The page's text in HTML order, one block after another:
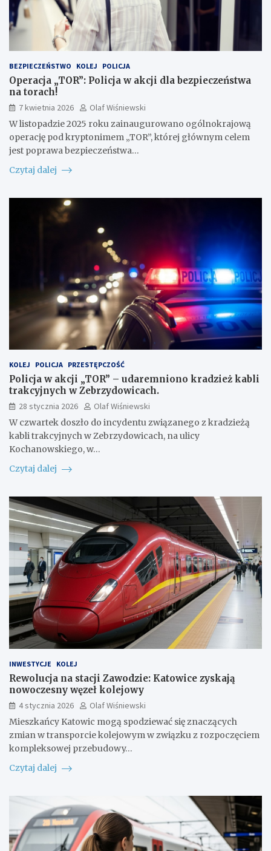
BEZPIECZEŃSTWO KOLEJ POLICJA
Operacja „TOR”: Policja w akcji dla bezpieczeństwa
na torach!
7 kwietnia 2026
Olaf Wiśniewski
W listopadzie 2025 roku zainaugurowano ogólnokrajową
operację pod kryptonimem „TOR”, której głównym celem
jest poprawa bezpieczeństwa…
Czytaj dalej
KOLEJ POLICJA PRZESTĘPCZOŚĆ
Policja w akcji „TOR” – udaremniono kradzież kabli
trakcyjnych w Zebrzydowicach.
28 stycznia 2026
Olaf Wiśniewski
W czwartek doszło do incydentu związanego z kradzieżą
kabli trakcyjnych w Zebrzydowicach, na ulicy
Kochanowskiego, w…
Czytaj dalej
INWESTYCJE KOLEJ
Rewolucja na stacji Zawodzie: Katowice zyskają
nowoczesny węzeł kolejowy
4 stycznia 2026
Olaf Wiśniewski
Mieszkańcy Katowic mogą spodziewać się znaczących
zmian w transporcie kolejowym w związku z rozpoczęciem
kompleksowej przebudowy…
Czytaj dalej